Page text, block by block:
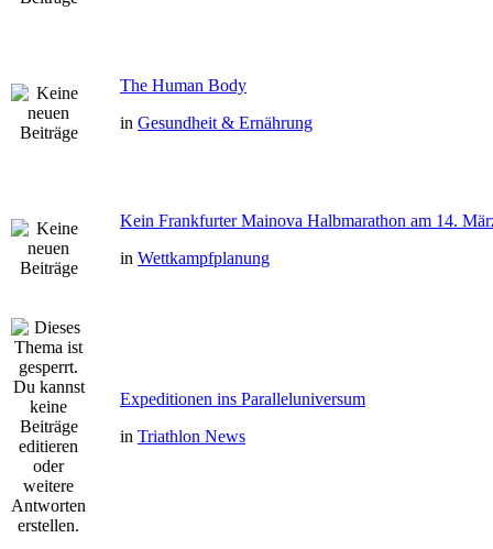
The Human Body
in Gesundheit & Ernährung
Kein Frankfurter Mainova Halbmarathon am 14.
in Wettkampfplanung
Expeditionen ins Paralleluniversum
in Triathlon News